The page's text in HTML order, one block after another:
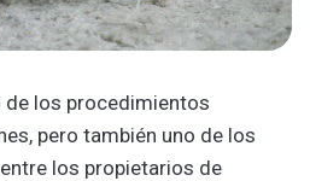
de los procedimientos
pero también uno de los
los propietarios de